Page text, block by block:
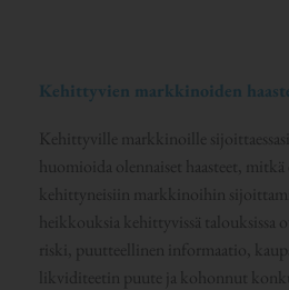
Kehittyvien markkinoiden
Kehittyville markkinoille
huomioida olennaiset haasteet, mitkä
kehittyneisiin markkinoihin
heikkouksia kehittyvissä
riski, puutteellinen informaatio,
likviditeetin puute ja kohonnut